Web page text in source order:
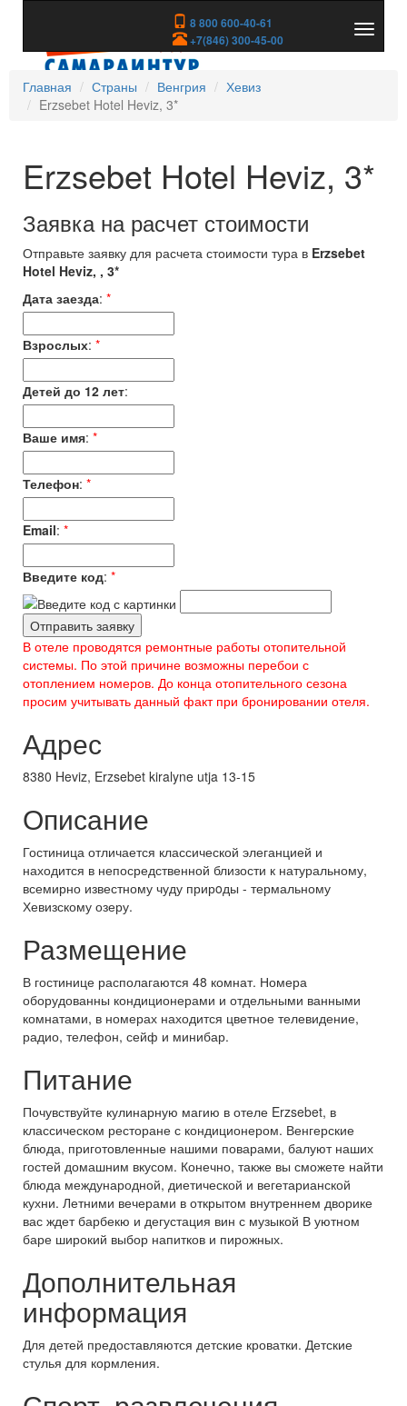
8 800 600-40-61
+7(846) 300-45-00
скрыть
Главная
Страны Венгрия
Хевиз
Erzsebet Hotel Heviz, 3*
Erzsebet Hotel Heviz, 3*
Заявка на расчет стоимости
Отправьте заявку для расчета стоимости тура в Erzsebet
Hotel Heviz, , 3*
Дата заезда: *
Взрослых: *
Детей до 12 лет:
Ваше имя: *
Телефон: *
Email: *
Введите код: *
В отеле проводятся ремонтные работы отопительной
системы. По этой причине возможны перебои с
отоплением номеров. До конца отопительного сезона
просим учитывать данный факт при бронировании отеля.
Адрес
8380 Heviz, Erzsebet kiralyne utja 13-15
Описание
Гостиница отличается классической элеганцией и
находится в непосредственной близости к натуральному,
всемирно известному чуду прирoды - термальному
Хевизскому озеру.
Размещение
В гостинице располагаются 48 комнат. Номера
оборудованны кондиционерами и отдельными ванными
комнатами, в номерах находится цветное телевидение,
радио, телефон, сейф и минибар.
Питание
Почувствуйте кулинарную магию в отеле Erzsebet, в
классическом ресторане с кондиционером. Венгерские
блюда, приготовленные нашими поварами, балуют наших
гостей домашним вкусом. Конечно, также вы сможете найти
блюда международной, диетической и вегетарианской
кухни. Летними вечерами в открытом внутреннем дворике
вас ждет барбекю и дегустация вин с музыкой В уютном
баре широкий выбор напитков и пирожных.
Дополнительная
информация
Для детей предоставляются детские кроватки. Детские
стулья для кормления.